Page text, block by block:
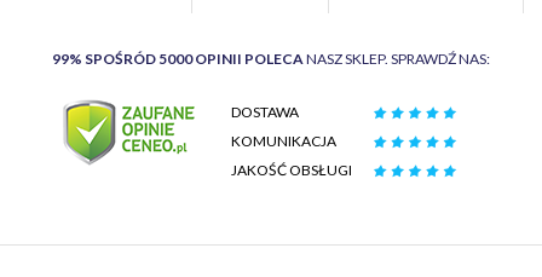
99% SPOŚRÓD 5000 OPINII POLECA NASZ SKLEP. SPRAWDŹ NAS:
DOSTAWA
KOMUNIKACJA
JAKOŚĆ OBSŁUGI